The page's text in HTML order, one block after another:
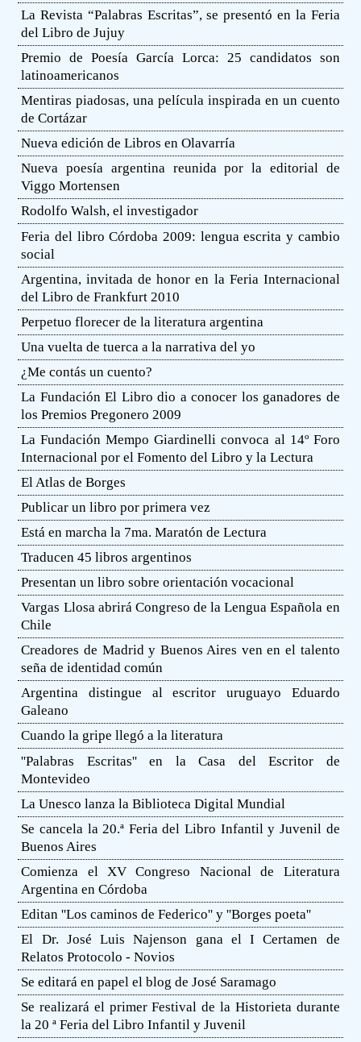
La Revista “Palabras Escritas”, se presentó en la Feria
del Libro de Jujuy
Premio de Poesía García Lorca: 25 candidatos son
latinoamericanos
Mentiras piadosas, una película inspirada en un cuento
de Cortázar
Nueva edición de Libros en Olavarría
Nueva poesía argentina reunida por la editorial de
Viggo Mortensen
Rodolfo Walsh, el investigador
Feria del libro Córdoba 2009: lengua escrita y cambio
social
Argentina, invitada de honor en la Feria Internacional
del Libro de Frankfurt 2010
Perpetuo florecer de la literatura argentina
Una vuelta de tuerca a la narrativa del yo
¿Me contás un cuento?
La Fundación El Libro dio a conocer los ganadores de
los Premios Pregonero 2009
La Fundación Mempo Giardinelli convoca al 14º Foro
Internacional por el Fomento del Libro y la Lectura
El Atlas de Borges
Publicar un libro por primera vez
Está en marcha la 7ma. Maratón de Lectura
Traducen 45 libros argentinos
Presentan un libro sobre orientación vocacional
Vargas Llosa abrirá Congreso de la Lengua Española en
Chile
Creadores de Madrid y Buenos Aires ven en el talento
seña de identidad común
Argentina distingue al escritor uruguayo Eduardo
Galeano
Cuando la gripe llegó a la literatura
''Palabras Escritas'' en la Casa del Escritor de
Montevideo
La Unesco lanza la Biblioteca Digital Mundial
Se cancela la 20.ª Feria del Libro Infantil y Juvenil de
Buenos Aires
Comienza el XV Congreso Nacional de Literatura
Argentina en Córdoba
Editan ''Los caminos de Federico'' y ''Borges poeta''
El Dr. José Luis Najenson gana el I Certamen de
Relatos Protocolo - Novios
Se editará en papel el blog de José Saramago
Se realizará el primer Festival de la Historieta durante
la 20 ª Feria del Libro Infantil y Juvenil